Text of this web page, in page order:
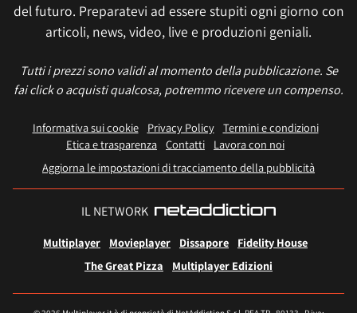
del futuro. Preparatevi ad essere stupiti ogni giorno con
articoli, news, video, live e produzioni geniali.
Tutti i prezzi sono validi al momento della pubblicazione. Se
fai click o acquisti qualcosa, potremmo ricevere un compenso.
Informativa sui cookie Privacy Policy
Termini e condizioni
Etica e trasparenza Contatti
Lavora con noi
Aggiorna le impostazioni di tracciamento della pubblicità
IL NETWORK
Multiplayer Movieplayer Dissapore
Fidelity House
The Great Pizza
Multiplayer Edizioni